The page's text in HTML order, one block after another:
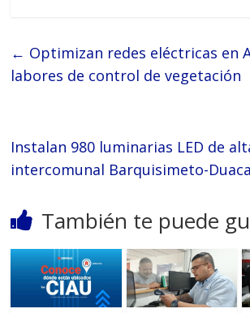
← Optimizan redes eléctricas en
labores de control de vegetación
Instalan 980 luminarias LED de
intercomunal Barquisimeto-Duaca
También te puede